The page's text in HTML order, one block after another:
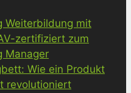
Weiterbildung mit
zertifiziert zum
Manager
Wie ein Produkt
revolutioniert